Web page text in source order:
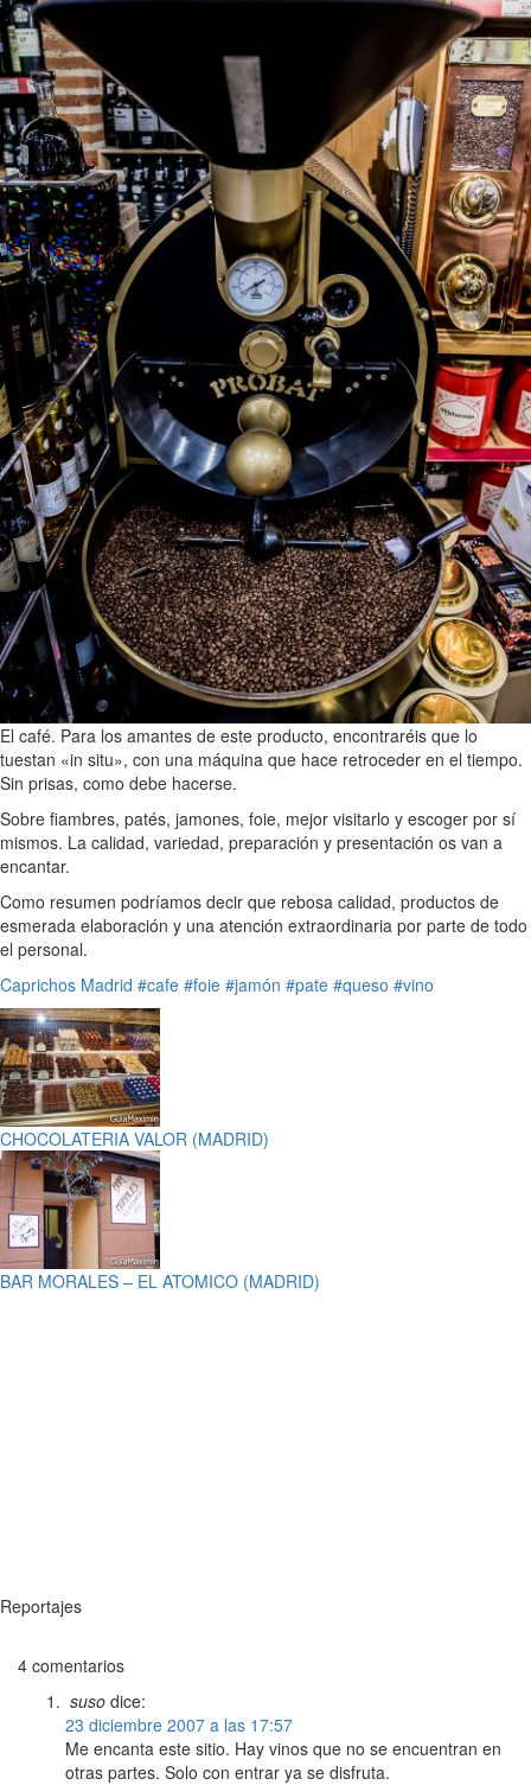
El café. Para los amantes de este producto, encontraréis que lo
tuestan «in situ», con una máquina que hace retroceder en el tiempo.
Sin prisas, como debe hacerse.
Sobre fiambres, patés, jamones, foie, mejor visitarlo y escoger por sí
mismos. La calidad, variedad, preparación y presentación os van a
encantar.
Como resumen podríamos decir que rebosa calidad, productos de
esmerada elaboración y una atención extraordinaria por parte de todo
el personal.
Caprichos Madrid #cafe #foie #jamón #pate #queso #vino
CHOCOLATERIA VALOR (MADRID)
BAR MORALES – EL ATOMICO (MADRID)
Reportajes
4 comentarios
suso dice:
23 diciembre 2007 a las 17:57
Me encanta este sitio. Hay vinos que no se encuentran en
otras partes. Solo con entrar ya se disfruta.